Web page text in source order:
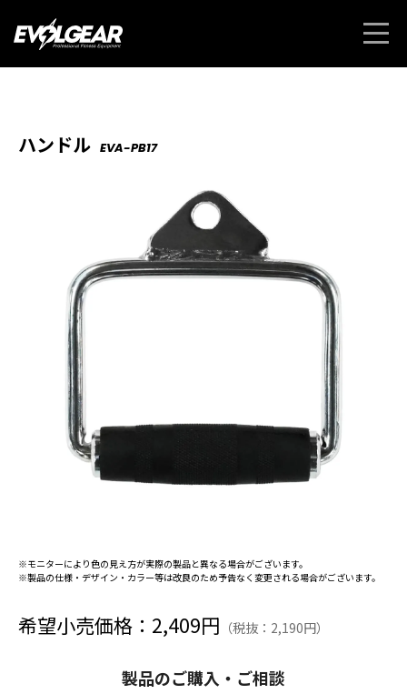
ハンドル EVA-PB17
※モニターにより色の見え方が実際の製品と異なる場合がございます。
※製品の仕様・デザイン・カラー等は改良のため予告なく変更される場合がございます。
希望小売価格：2,409円 （税抜：2,190円）
製品のご購入・ご相談